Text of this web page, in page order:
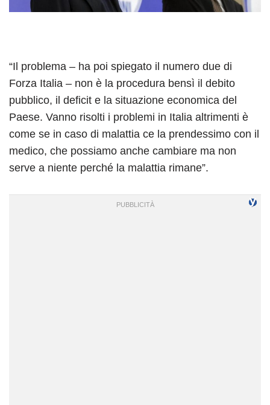
“Il problema – ha poi spiegato il numero due di
Forza Italia – non è la procedura bensì il debito
pubblico, il deficit e la situazione economica del
Paese. Vanno risolti i problemi in Italia altrimenti è
come se in caso di malattia ce la prendessimo con il
medico, che possiamo anche cambiare ma non
serve a niente perché la malattia rimane”.